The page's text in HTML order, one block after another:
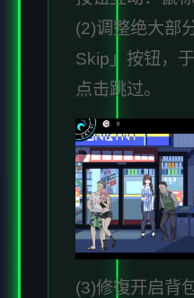
(2)调整绝大部
Skip」按钮，
点击跳过。
(3)修復开启背